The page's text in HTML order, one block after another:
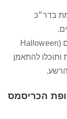
בדר״כ
התערוכה מיוחדת לתקופת חג ליל כל הקדושים (Halloween
ותוכלו להתאמן
הכריסמס